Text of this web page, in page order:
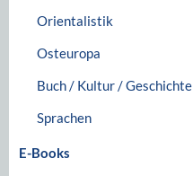
Orientalistik
Osteuropa
Buch / Kultur / Geschichte
Sprachen
E-Books